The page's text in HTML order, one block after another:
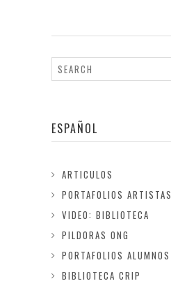
ESPAÑOL
ARTICULOS
PORTAFOLIOS ARTISTAS
VIDEO: BIBLIOTECA
PILDORAS ONG
PORTAFOLIOS ALUMNOS
BIBLIOTECA CRIP